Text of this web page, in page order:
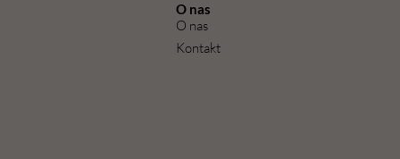
O nas
O nas
Kontakt